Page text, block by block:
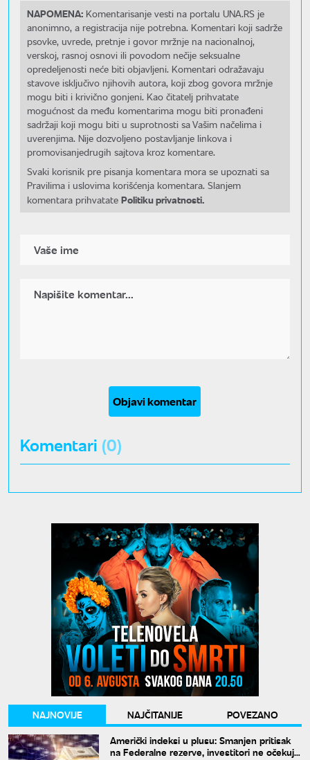
NAPOMENA: Komentarisanje vesti na portalu UNA.RS je
anonimno, a registracija nije potrebna. Komentari koji sadrže
psovke, uvrede, pretnje i govor mržnje na nacionalnoj,
verskoj, rasnoj osnovi ili povodom nečije seksualne
opredeljenosti neće biti objavljeni. Komentari odražavaju
stavove isključivo njihovih autora, koji zbog govora mržnje
mogu biti i krivično gonjeni. Kao čitatelj prihvatate
mogućnost da među komentarima mogu biti pronađeni
sadržaji koji mogu biti u suprotnosti sa Vašim načelima i
uverenjima. Nije dozvoljeno postavljanje linkova i
promovisanjedrugih sajtova kroz komentare.
Svaki korisnik pre pisanja komentara mora se upoznati sa
Pravilima i uslovima korišćenja komentara. Slanjem
komentara prihvatate Politiku privatnosti.
Objavi komentar
Komentari (0)
NAJNOVIJE NAJČITANIJE
POVEZANO
Američki indeksi u plusu: Smanjen pritisak
na Federalne rezerve, investitori ne očekuju